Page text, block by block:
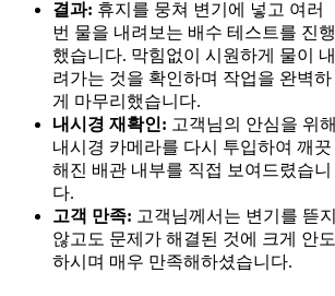
결과: 휴지를 뭉쳐 변기에 넣고 여러
번 물을 내려보는 배수 테스트를 진행
했습니다. 막힘없이 시원하게 물이 내
려가는 것을 확인하며 작업을 완벽하
게 마무리했습니다.
내시경 재확인: 고객님의 안심을 위해
내시경 카메라를 다시 투입하여 깨끗
해진 배관 내부를 직접 보여드렸습니
다.
고객 만족: 고객님께서는 변기를 뜯지
않고도 문제가 해결된 것에 크게 안도
하시며 매우 만족해하셨습니다.